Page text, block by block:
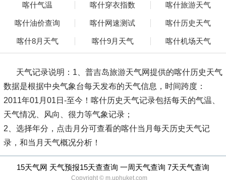
喀什气温 喀什穿衣指数 喀什旅游天气
喀什油价查询 喀什网速测试 喀什历史天气
喀什8月天气 喀什9月天气 喀什机场天气
天气记录说明： 1、普吉岛旅游天气网提供的喀什历史天气
数据是根据中央气象台每天发布的天气信息，时间跨度：
2011年01月01日-至今！喀什历史天气记录包括每天的气温、
天气情况、风向、很力等气象记录；
2、选择年分，点击月分可查看的喀什当月每天历史天气记
录，和当月天气概况分析！
15天气网 天气预报15天查查询 一周天气查询 7天天气查询
Copyright © m.uphuket.com